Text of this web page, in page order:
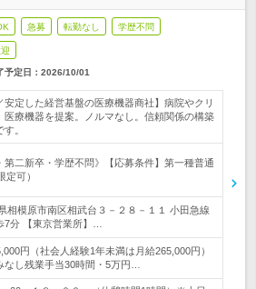
急募 転勤なし 学歴不問
予定日： 2026/10/01
安定した経営基盤の医療機器商社】病院やクリ
医療機器を提案。ノルマなし。信頼関係の構築
。
第二新卒・学歴不問》【応募条件】第一種普通
定可）
相模原市南区相武台３－２８－１１ 小田急線
分 【東京営業所】…
円（社会人経験1年未満は月給265,000円）
し残業手当30時間・5万円…